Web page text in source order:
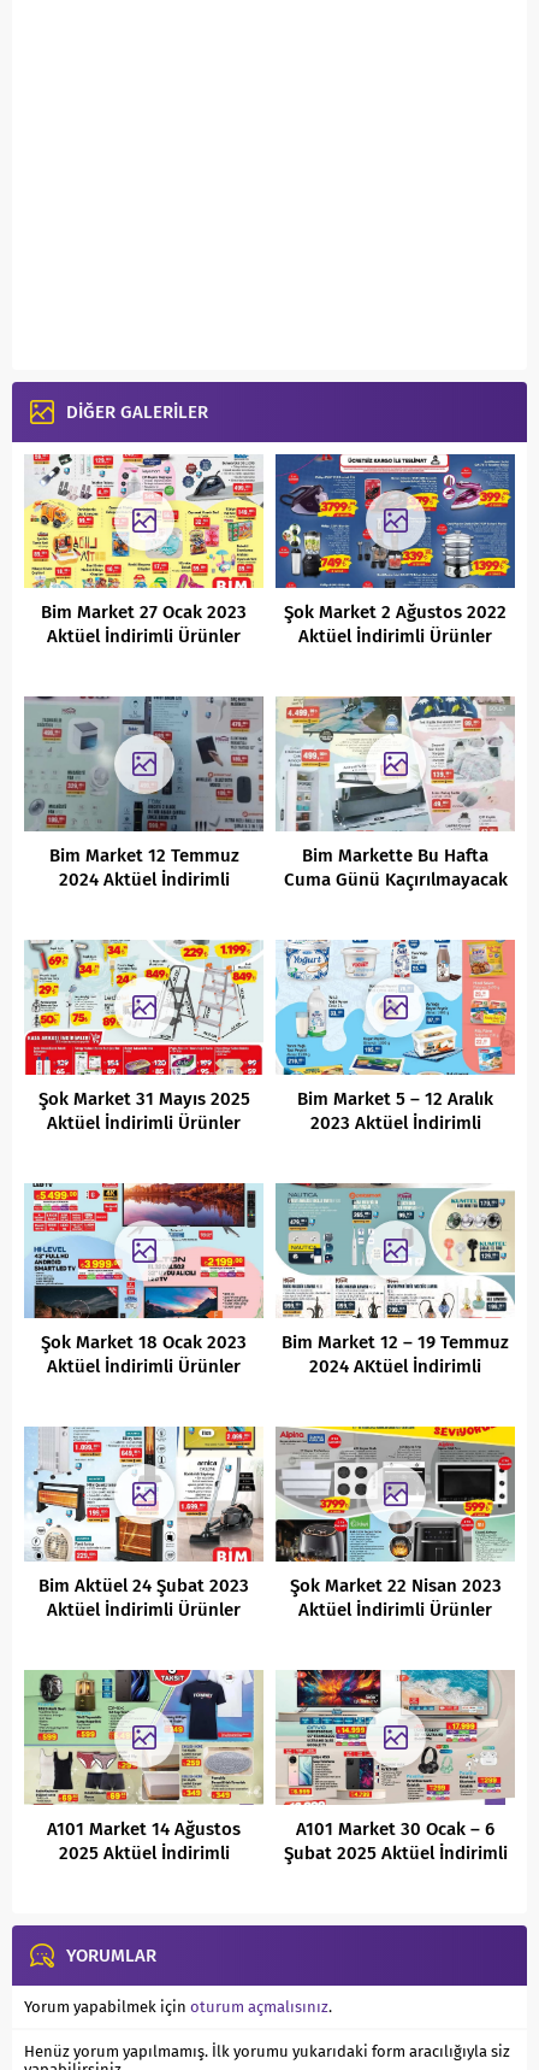
DİĞER GALERİLER
Bim Market 27 Ocak 2023
Aktüel İndirimli Ürünler
Şok Market 2 Ağustos 2022
Aktüel İndirimli Ürünler
Bim Market 12 Temmuz
2024 Aktüel İndirimli
Bim Markette Bu Hafta
Cuma Günü Kaçırılmayacak
Şok Market 31 Mayıs 2025
Aktüel İndirimli Ürünler
Bim Market 5 – 12 Aralık
2023 Aktüel İndirimli
Şok Market 18 Ocak 2023
Aktüel İndirimli Ürünler
Bim Market 12 – 19 Temmuz
2024 AKtüel İndirimli
Bim Aktüel 24 Şubat 2023
Aktüel İndirimli Ürünler
Şok Market 22 Nisan 2023
Aktüel İndirimli Ürünler
A101 Market 14 Ağustos
2025 Aktüel İndirimli
A101 Market 30 Ocak – 6
Şubat 2025 Aktüel İndirimli
YORUMLAR
Yorum yapabilmek için oturum açmalısınız.
Henüz yorum yapılmamış. İlk yorumu yukarıdaki form aracılığıyla siz